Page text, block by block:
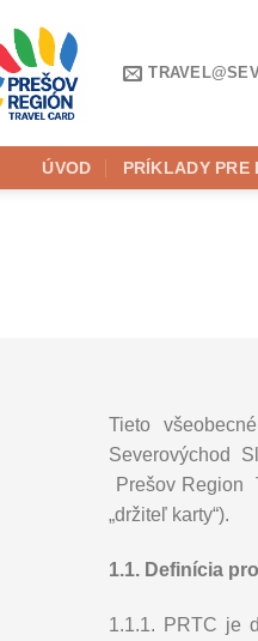
ÚVOD PRÍKLADY PRE
Tieto
Severovýchod
Prešov Region
„držiteľ karty“).
1.1. Definícia
1.1.1. PRTC je